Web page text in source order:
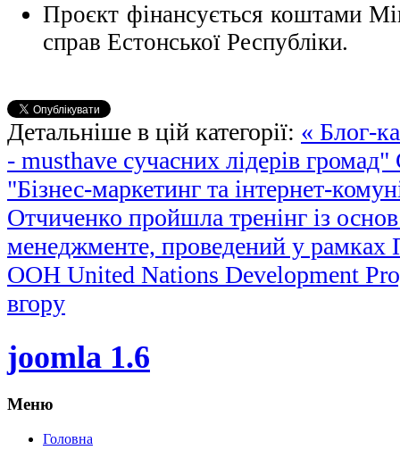
Проєкт фінансується коштами
справ Естонської Республіки.
Детальніше в цій категорії: « Блог-
- musthave сучасних лідерів громад"
"Бізнес-маркетинг та інтернет-
Отчиченко пройшла тренінг із
менеджментe, проведений у рамках
ООН United Nations Development
вгору
joomla 1.6
Меню
Головна